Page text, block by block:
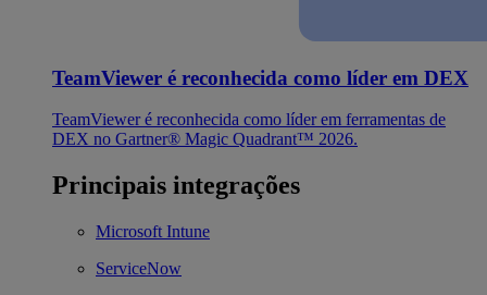
TeamViewer é reconhecida como líder em DEX
TeamViewer é reconhecida como líder em ferramentas de
DEX no Gartner® Magic Quadrant™ 2026.
Principais integrações
Microsoft Intune
ServiceNow